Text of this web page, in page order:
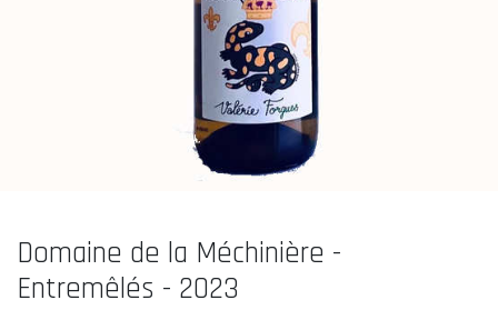
Domaine de la Méchinière -
Entremêlés - 2023